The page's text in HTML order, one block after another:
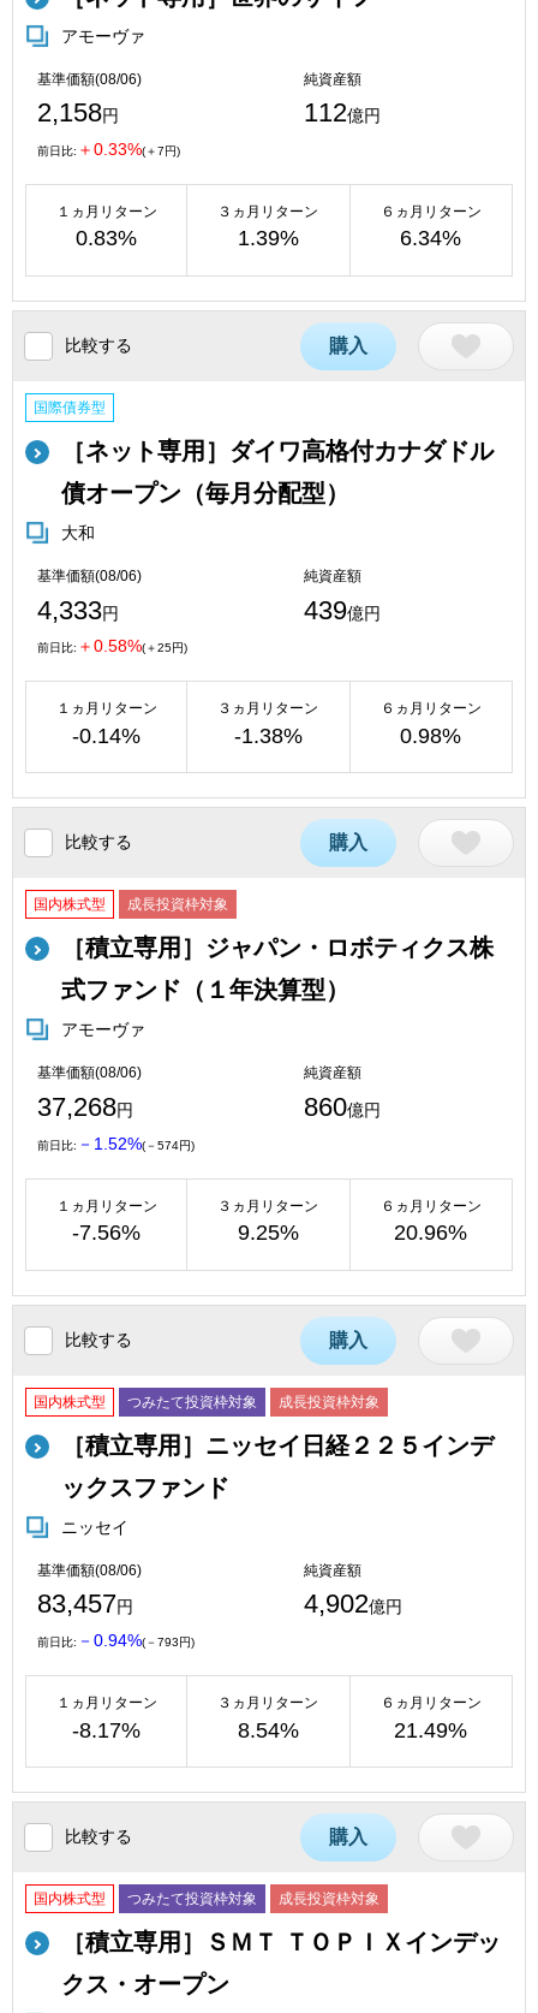
アモーヴァ
基準価額(08/06)
2,158円
純資産額
112億円
前日比: ＋0.33%(＋7円)
１ヵ月リターン
0.83%
３ヵ月リターン
1.39%
６ヵ月リターン
6.34%
比較する 購入
国際債券型
［ネット専用］ダイワ高格付カナダドル
債オープン（毎月分配型）
大和
基準価額(08/06)
4,333円
純資産額
439億円
前日比: ＋0.58%(＋25円)
１ヵ月リターン
-0.14%
３ヵ月リターン
-1.38%
６ヵ月リターン
0.98%
比較する 購入
国内株式型 成長投資枠対象
［積立専用］ジャパン・ロボティクス株
式ファンド（１年決算型）
アモーヴァ
基準価額(08/06)
37,268円
純資産額
860億円
前日比: －1.52%(－574円)
１ヵ月リターン
-7.56%
３ヵ月リターン
9.25%
６ヵ月リターン
20.96%
比較する 購入
国内株式型 つみたて投資枠対象 成長投資枠対象
［積立専用］ニッセイ日経２２５インデ
ックスファンド
ニッセイ
基準価額(08/06)
83,457円
純資産額
4,902億円
前日比: －0.94%(－793円)
１ヵ月リターン
-8.17%
３ヵ月リターン
8.54%
６ヵ月リターン
21.49%
比較する 購入
国内株式型 つみたて投資枠対象 成長投資枠対象
［積立専用］ＳＭＴ ＴＯＰＩＸインデッ
クス・オープン